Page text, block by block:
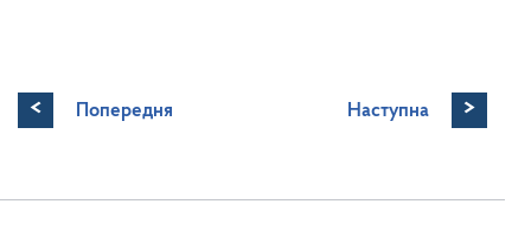
< Попередня Наступна >